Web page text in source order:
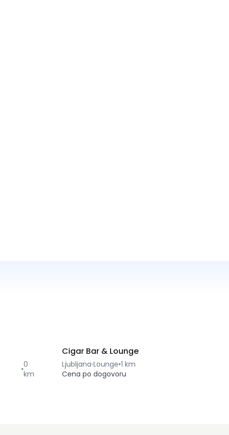
•0
km
Cigar Bar & Lounge
Ljubljana Lounge•1 km
Cena po dogovoru